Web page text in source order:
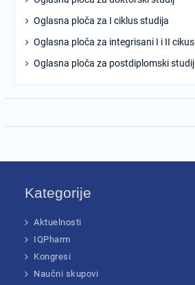
Oglasna ploča za I ciklus studija
Oglasna ploča za integrisani I i II cikus
Oglasna ploča za postdiplomski studij
Kategorije
Aktuelnosti
IQPharm
Kongresi
Naučni skupovi